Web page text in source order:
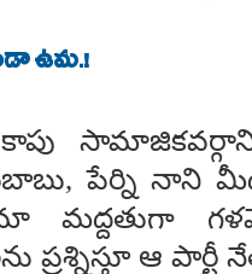
ఉమ.!
పేర్ని నాని
మద్దతుగా
ప్రశ్నిస్తూ ఆ